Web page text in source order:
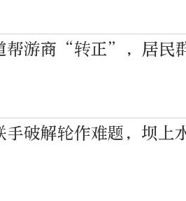
帮游商“转正”，居民
手破解轮作难题，坝上